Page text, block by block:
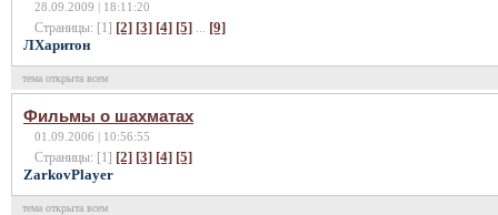
28.09.2009 | 18:11:20
Страницы: [1] [2] [3] [4] [5] ... [9]
ЛХаритон
тема открыта всем
Фильмы о шахматах
01.09.2006 | 10:56:55
Страницы: [1] [2] [3] [4] [5]
ZarkovPlayer
тема открыта всем